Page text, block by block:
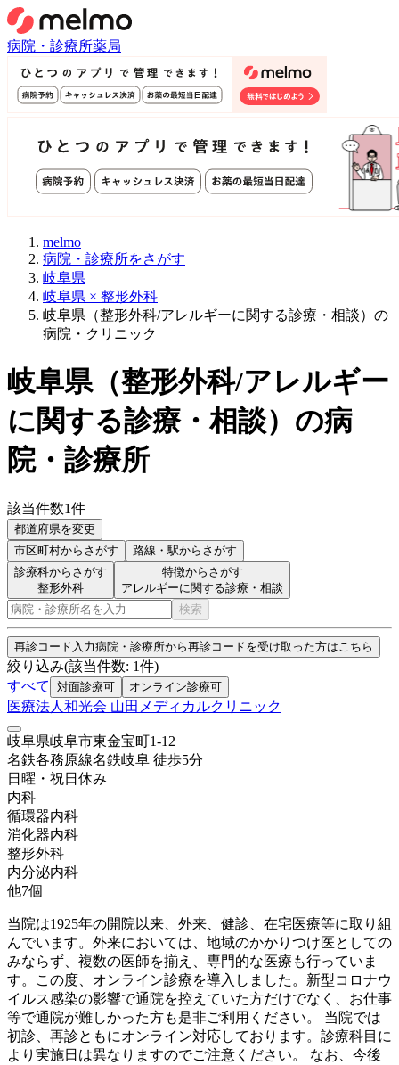
病院・診療所薬局
melmo
病院・診療所をさがす
岐阜県
岐阜県 × 整形外科
岐阜県（整形外科/アレルギーに関する診療・相談）の
病院・クリニック
岐阜県（整形外科/アレルギー
に関する診療・相談） の病
院・診療所
該当件数1件
都道府県を変更
市区町村からさがす 路線・駅からさがす
診療科からさがす
整形外科
特徴からさがす
アレルギーに関する診療・相談
検索
再診コード入力病院・診療所から再診コードを受け取った方はこちら
絞り込み(該当件数: 1件)
すべて
対面診療可 オンライン診療可
医療法人和光会 山田メディカルクリニック
岐阜県岐阜市東金宝町1-12
名鉄各務原線名鉄岐阜 徒歩5分
日曜・祝日 休み
内科
循環器内科
消化器内科
整形外科
内分泌内科
他7個
当院は1925年の開院以来、外来、健診、在宅医療等に取り組
んでいます。外来においては、地域のかかりつけ医としての
みならず、複数の医師を揃え、専門的な医療も行っていま
す。この度、オンライン診療を導入しました。新型コロナウ
イルス感染の影響で通院を控えていた方だけでなく、お仕事
等で通院が難しかった方も是非ご利用ください。 当院では
初診、再診ともにオンライン対応しております。診療科目に
より実施日は異なりますのでご注意ください。 なお、今後